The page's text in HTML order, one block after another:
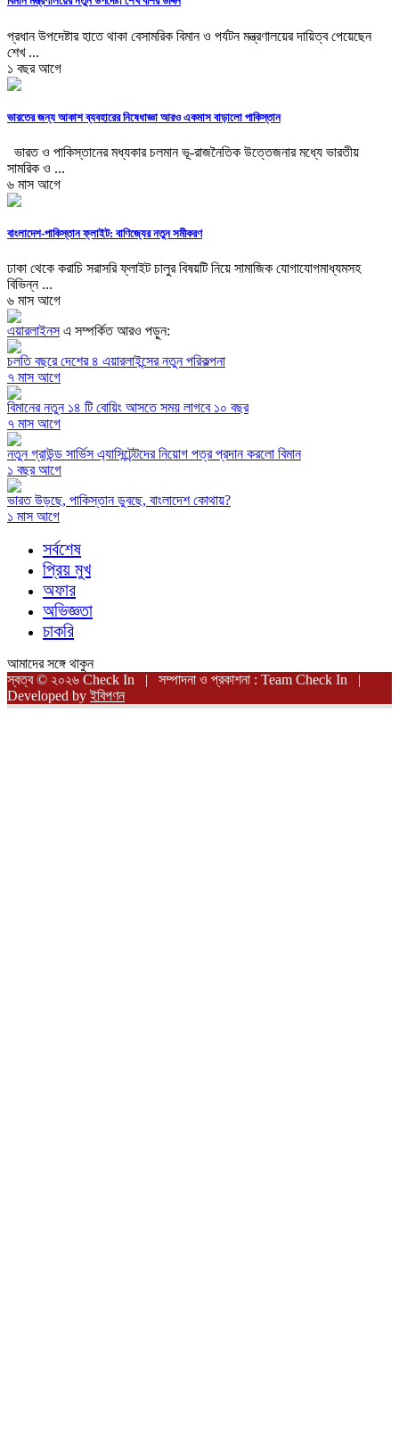
প্রধান উপদেষ্টার হাতে থাকা বেসামরিক বিমান ও পর্যটন মন্ত্রণালয়ের দায়িত্ব পেয়েছেন
শেখ ...
১ বছর আগে
ভারতের জন্য আকাশ ব্যবহারের নিষেধাজ্ঞা আরও একমাস বাড়ালো পাকিস্তান
ভারত ও পাকিস্তানের মধ্যকার চলমান ভূ-রাজনৈতিক উত্তেজনার মধ্যে ভারতীয়
সামরিক ও ...
৬ মাস আগে
বাংলাদেশ-পাকিস্তান ফ্লাইট: বাণিজ্যের নতুন সমীকরণ
ঢাকা থেকে করাচি সরাসরি ফ্লাইট চালুর বিষয়টি নিয়ে সামাজিক যোগাযোগমাধ্যমসহ
বিভিন্ন ...
৬ মাস আগে
এয়ারলাইনসএ সম্পর্কিত আরও পড়ুন:
চলতি বছরে দেশের ৪ এয়ারলাইন্সের নতুন পরিকল্পনা
৭ মাস আগে
বিমানের নতুন ১৪ টি বোয়িং আসতে সময় লাগবে ১০ বছর
৭ মাস আগে
নতুন গ্রাউন্ড সার্ভিস এ্যাসিন্টেন্টদের নিয়োগ পত্র প্রদান করলো বিমান
১ বছর আগে
ভারত উড়ছে, পাকিস্তান ডুবছে, বাংলাদেশ কোথায়?
১ মাস আগে
সর্বশেষ
প্রিয় মুখ
অফার
অভিজ্ঞতা
চাকরি
আমাদের সঙ্গে থাকুন
স্বত্ব © ২০২৬ Check In | সম্পাদনা ও প্রকাশনা : Team Check In |
Developed byইবিপণন